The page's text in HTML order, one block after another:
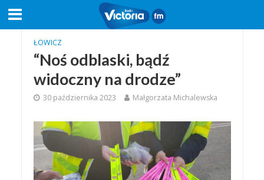
ŁOWICZ
“Noś odblaski, bądź
widoczny na drodze”
30 października 2023 Małgorzata Michalewska